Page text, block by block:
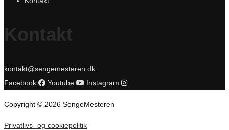
Kontakt
kontakt@sengemesteren.dk
Facebook
Youtube Instagram
Copyright © 2026 SengeMesteren
Privatlivs- og cookiepolitik